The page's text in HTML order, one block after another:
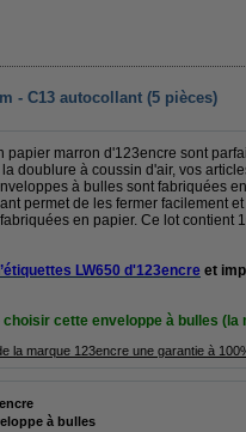
- C13 autocollant (5 pièces)
papier marron d'123encre sont
doublure à coussin d'air, vos
à bulles sont fabriquées
permet de les fermer facilement
en papier. Ce lot
LW650 d'123encre et
cette enveloppe à bulles (la
la marque 123encre une garantie à
à bulles